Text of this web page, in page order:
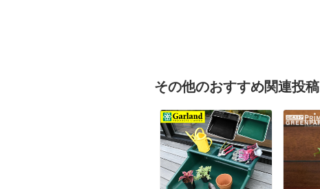
その他のおすすめ関連投稿